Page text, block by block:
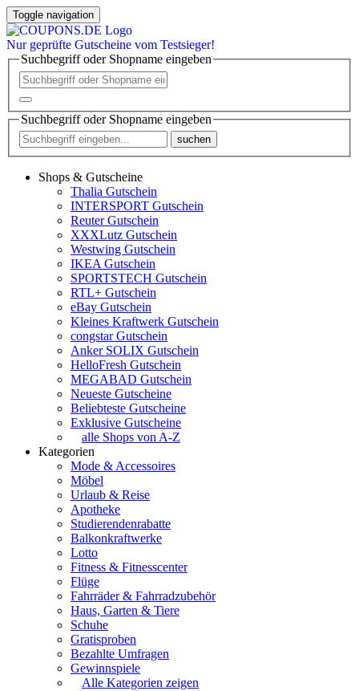
Toggle navigation
Nur geprüfte Gutscheine vom Testsieger!
Suchbegriff oder Shopname eingeben
Suchbegriff oder Shopname eingeben
suchen
Shops & Gutscheine
Thalia Gutschein
INTERSPORT Gutschein
Reuter Gutschein
XXXLutz Gutschein
Westwing Gutschein
IKEA Gutschein
SPORTSTECH Gutschein
RTL+ Gutschein
eBay Gutschein
Kleines Kraftwerk Gutschein
congstar Gutschein
Anker SOLIX Gutschein
HelloFresh Gutschein
MEGABAD Gutschein
Neueste Gutscheine
Beliebteste Gutscheine
Exklusive Gutscheine
alle Shops von A-Z
Kategorien
Mode & Accessoires
Möbel
Urlaub & Reise
Apotheke
Studierendenrabatte
Balkonkraftwerke
Lotto
Fitness & Fitnesscenter
Flüge
Fahrräder & Fahrradzubehör
Haus, Garten & Tiere
Schuhe
Gratisproben
Bezahlte Umfragen
Gewinnspiele
Alle Kategorien zeigen